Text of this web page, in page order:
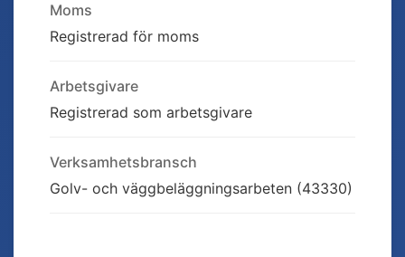
Moms
Registrerad för moms
Arbetsgivare
Registrerad som arbetsgivare
Verksamhetsbransch
Golv- och väggbeläggningsarbeten (43330)